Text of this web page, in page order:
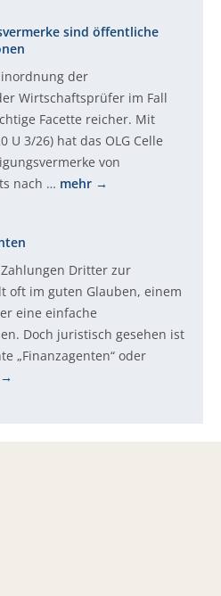
sind öffentliche
der
Wirtschaftsprüfer im Fall
Facette reicher. Mit
U 3/26) hat das OLG Celle
von
nach … mehr
Dritter zur
oft im guten Glauben, einem
eine einfache
Doch juristisch gesehen ist
„Finanzagenten“ oder